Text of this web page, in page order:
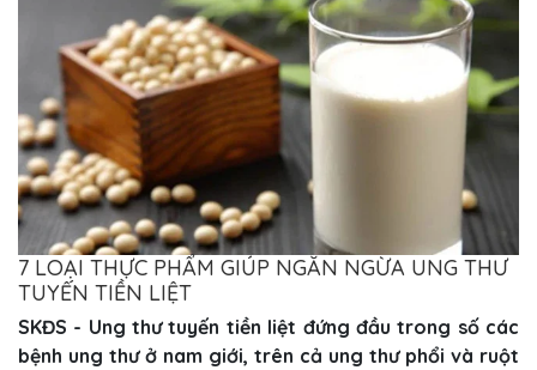
7 LOẠI THỰC PHẨM GIÚP NGĂN NGỪA UNG THƯ
TUYẾN TIỀN LIỆT
SKĐS - Ung thư tuyến tiền liệt đứng đầu trong số các
bệnh ung thư ở nam giới, trên cả ung thư phổi và ruột